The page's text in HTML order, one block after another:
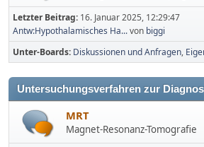
Letzter Beitrag: 16. Januar 2025, 12:29:47
Antw:Hypothalamisches Ha...von biggi
Unter-Boards Diskussionen und Anfragen
Untersuchungsverfahren zur
MRT
Magnet-Resonanz-Tomografie